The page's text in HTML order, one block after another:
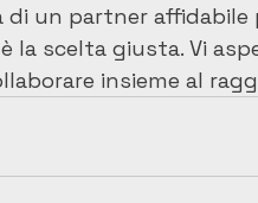
di un partner
la scelta giusta. Vi
insieme al